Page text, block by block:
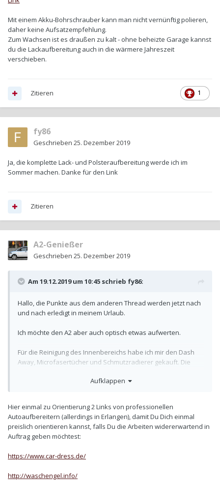
Mit einem Akku-Bohrschrauber kann man nicht vernünftig polieren,
daher keine Aufsatzempfehlung.
Zum Wachsen ist es draußen zu kalt - ohne beheizte Garage kannst
du die Lackaufbereitung auch in die wärmere Jahreszeit
verschieben.
1
Zitieren
fy86
Geschrieben 25. Dezember 2019
Ja, die komplette Lack- und Polsteraufbereitung werde ich im
Sommer machen. Danke für den Link
Zitieren
A2-Genießer
Geschrieben 25. Dezember 2019
Am 19.12.2019 um 10:45 schrieb fy86:
Hallo, die Punkte aus dem anderen Thread werden jetzt nach
und nach erledigt in meinem Urlaub.
Ich möchte den A2 aber auch optisch etwas aufwerten.
Für die Reinigung des Innenbereichs habe ich mir den Dash
Away, Microfasertücher und Schmutzradierer gekauft. Die
vermietet für 20 Euro eine Polsterreinigung so dass ich eine
überhaupt in dieser Jahreszeit sinn machen und überhaupt
trocknen?
Die Karosserie wird gründlich gesäubert und dann plane ich
mit den gleichen Sachen auch unseren Zafira Tourer
sinn? Was gibt es da zu enpfehlen?
Aufklappen
Hier einmal zu Orientierung 2 Links von professionellen
Autoaufbereitern (allerdings in Erlangen), damit Du Dich einmal
preislich orientieren kannst, falls Du die Arbeiten widererwartend in
Auftrag geben möchtest:
https://www.car-dress.de/
http://waschengel.info/